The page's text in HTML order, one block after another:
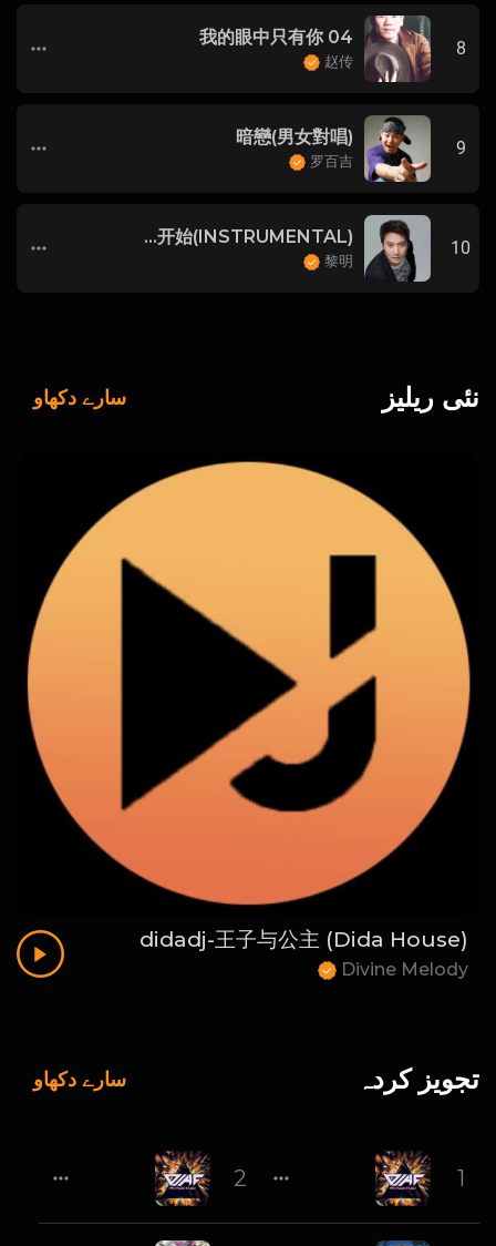
8
04 我的眼中只有你
赵传
9
暗戀(男女對唱)
罗百吉
10
从今开始(INSTRUMENTAL)
黎明
نئی ریلیز سارے دکھاو
didadj-王子与公主 (Dida House)
Divine Melody
تجویز کردہ سارے دکھاو
1
- 一醉再醉(Dj阿福 弹ProgHouse Rmx 2018)
DJ阿福
2
Rmx 2018)
DJ阿福